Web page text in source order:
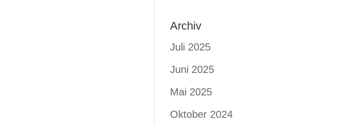
Archiv
Juli 2025
Juni 2025
Mai 2025
Oktober 2024